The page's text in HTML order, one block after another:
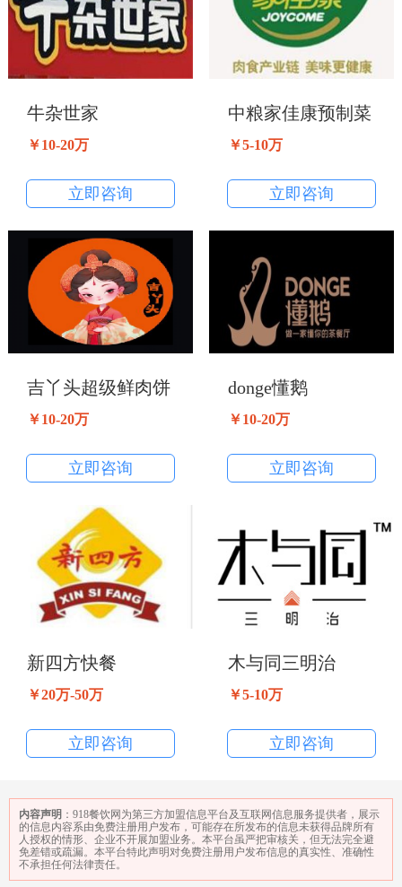
牛杂世家
￥10-20万
立即咨询
中粮家佳康预制菜
￥5-10万
立即咨询
吉丫头超级鲜肉饼
￥10-20万
立即咨询
donge懂鹅
￥10-20万
立即咨询
新四方快餐
￥20万-50万
立即咨询
木与同三明治
￥5-10万
立即咨询
内容声明 ：918餐饮网为第三方加盟信息平台及互联网信息服务提供者，展示
的信息内容系由免费注册用户发布，可能存在所发布的信息未获得品牌所有
人授权的情形、企业不开展加盟业务。本平台虽严把审核关，但无法完全避
免差错或疏漏。本平台特此声明对免费注册用户发布信息的真实性、准确性
不承担任何法律责任。